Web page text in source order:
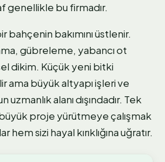
genellikle bu firmadır.
bahçenin bakımını üstlenir.
gübreleme, yabancı ot
dikim. Küçük yeni bitki
ama büyük altyapı işleri ve
alanı dışındadır. Tek
büyük proje yürütmeye çalışmak
hem sizi hayal kırıklığına uğratır.